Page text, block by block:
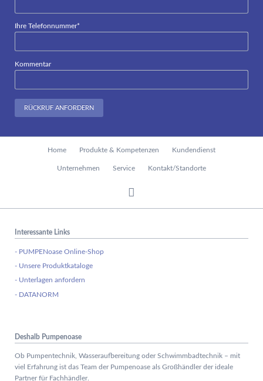
Pflichtfeld
Ihre Telefonnummer*
Kommentar
RÜCKRUF ANFORDERN
Home Produkte & Kompetenzen Kundendienst
Unternehmen Service Kontakt/Standorte
Interessante Links
- PUMPENoase Online-Shop
- Unsere Produktkataloge
- Unterlagen anfordern
- DATANORM
Deshalb Pumpenoase
Ob Pumpentechnik, Wasseraufbereitung oder Schwimmbadtechnik – mit
viel Erfahrung ist das Team der Pumpenoase als Großhändler der ideale
Partner für Fachhändler.